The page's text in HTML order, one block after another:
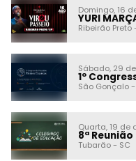
Domingo, 16
YURI
Ribeirão Preto
Sábado, 29
1º
São Gonçalo-
Quarta, 19 de
8ª
Tubarão- SC